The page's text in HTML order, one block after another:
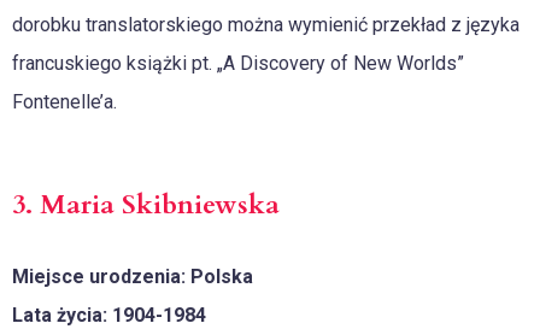
dorobku translatorskiego można wymienić przekład z języka
francuskiego książki pt. „A Discovery of New Worlds”
Fontenelle’a.
3. Maria Skibniewska
Miejsce urodzenia: Polska
Lata życia: 1904-1984